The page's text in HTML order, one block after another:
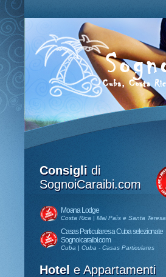
Consigli di
SognoiCaraibi.com
Moana Lodge
Costa Rica | Mal Paìs e Santa Teresa
Casas Particulares a Cuba selezionate
Sognoicaraibi.com
Cuba | Cuba - Casas Particulares
Hotel e Appartamenti